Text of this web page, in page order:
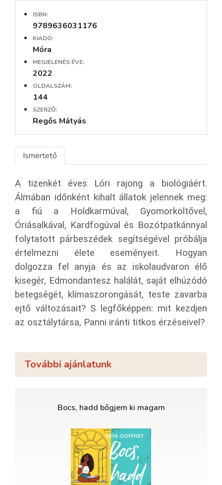
ISBN:
9789636031176
KIADÓ:
Móra
MEGJELENÉS ÉVE:
2022
OLDALSZÁM:
144
SZERZŐ:
Regős Mátyás
Ismertető
A tizenkét éves Lóri rajong a biológiáért.
Álmában időnként kihalt állatok jelennek meg:
a fiú a Holdkarmúval, Gyomorköltővel,
Óriásalkával, Kardfogúval és Bozótpatkánnyal
folytatott párbeszédek segítségével próbálja
értelmezni élete eseményeit. Hogyan
dolgozza fel anyja és az iskolaudvaron élő
kisegér, Edmondantesz halálát, saját elhúzódó
betegségét, klímaszorongását, teste zavarba
ejtő változásait? S legfőképpen: mit kezdjen
az osztálytársa, Panni iránti titkos érzéseivel?
További ajánlatunk
Bocs, hadd bőgjem ki magam